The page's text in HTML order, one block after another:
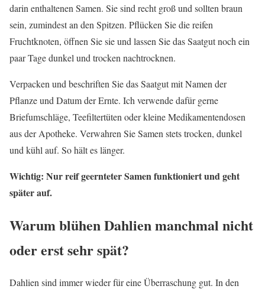
darin enthaltenen Samen. Sie sind recht groß und sollten braun
sein, zumindest an den Spitzen. Pflücken Sie die reifen
Fruchtknoten, öffnen Sie sie und lassen Sie das Saatgut noch ein
paar Tage dunkel und trocken nachtrocknen.
Verpacken und beschriften Sie das Saatgut mit Namen der
Pflanze und Datum der Ernte. Ich verwende dafür gerne
Briefumschläge, Teefiltertüten oder kleine Medikamentendosen
aus der Apotheke. Verwahren Sie Samen stets trocken, dunkel
und kühl auf. So hält es länger.
Wichtig: Nur reif geernteter Samen funktioniert und geht
später auf.
Warum blühen Dahlien manchmal nicht
oder erst sehr spät?
Dahlien sind immer wieder für eine Überraschung gut. In den